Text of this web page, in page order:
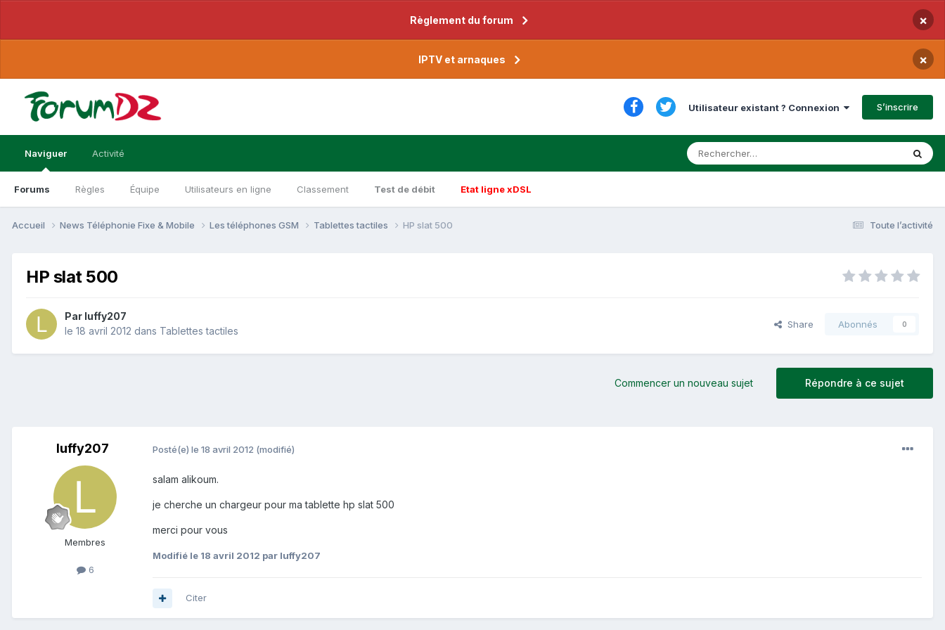
Règlement du forum ×
IPTV et arnaques ×
Utilisateur existant ? Connexion S’inscrire
Naviguer
Forums Règles Équipe Utilisateurs en ligne Classement Test de débit Etat ligne xDSL
Activité
Toute l’activité
Accueil News Téléphonie Fixe & Mobile Les téléphones GSM Tablettes tactiles HP slat 500
HP slat 500
Par luffy207
le 18 avril 2012 dans Tablettes tactiles
Share Abonnés 0
Répondre à ce sujet
Commencer un nouveau sujet
luffy207
Membres
6
Posté(e) le 18 avril 2012 (modifié)
salam alikoum.
je cherche un chargeur pour ma tablette hp slat 500
merci pour vous
Modifié le 18 avril 2012 par luffy207
Citer